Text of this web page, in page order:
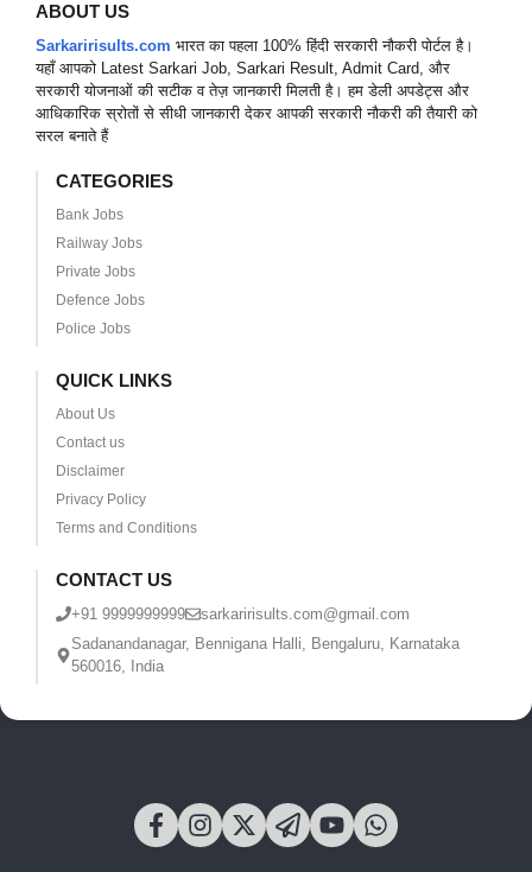
ABOUT US
Sarkaririsults.com भारत का पहला 100% हिंदी सरकारी नौकरी पोर्टल है।
यहाँ आपको Latest Sarkari Job, Sarkari Result, Admit Card, और
सरकारी योजनाओं की सटीक व तेज़ जानकारी मिलती है। हम डेली अपडेट्स और
आधिकारिक स्रोतों से सीधी जानकारी देकर आपकी सरकारी नौकरी की तैयारी को
सरल बनाते हैं
CATEGORIES
Bank Jobs
Railway Jobs
Private Jobs
Defence Jobs
Police Jobs
QUICK LINKS
About Us
Contact us
Disclaimer
Privacy Policy
Terms and Conditions
CONTACT US
+91 9999999999
sarkaririsults.com@gmail.com
Sadanandanagar, Bennigana Halli, Bengaluru, Karnataka
560016, India